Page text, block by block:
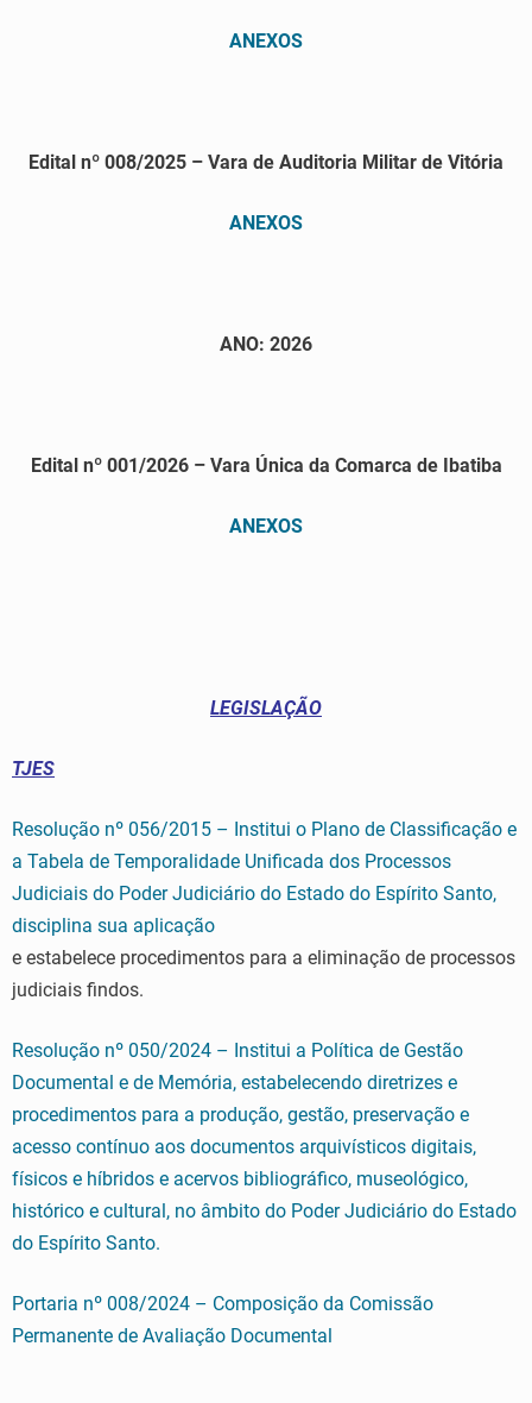
ANEXOS
Edital nº 008/2025 – Vara de Auditoria Militar de Vitória
ANEXOS
ANO: 2026
Edital nº 001/2026 – Vara Única da Comarca de Ibatiba
ANEXOS
LEGISLAÇÃO
TJES
Resolução nº 056/2015 – Institui o Plano de Classificação e
a Tabela de Temporalidade Unificada dos Processos
Judiciais do Poder Judiciário do Estado do Espírito Santo,
disciplina sua aplicação
e estabelece procedimentos para a eliminação de processos
judiciais findos.
Resolução nº 050/2024 – Institui a Política de Gestão
Documental e de Memória, estabelecendo diretrizes e
procedimentos para a produção, gestão, preservação e
acesso contínuo aos documentos arquivísticos digitais,
físicos e híbridos e acervos bibliográfico, museológico,
histórico e cultural, no âmbito do Poder Judiciário do Estado
do Espírito Santo.
Portaria nº 008/2024 – Composição da Comissão
Permanente de Avaliação Documental